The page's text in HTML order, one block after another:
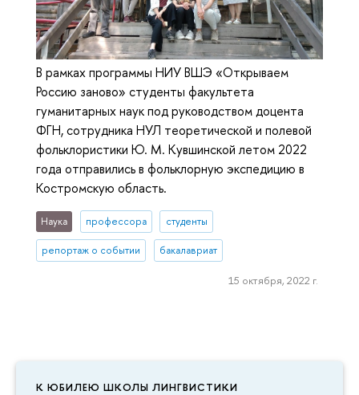
К ЮБИЛЕЮ ШКОЛЫ ЛИНГВИСТИКИ
В рамках программы НИУ ВШЭ «Открываем
Россию заново» студенты факультета
гуманитарных наук под руководством доцента
ФГН, сотрудника НУЛ теоретической и полевой
фольклористики Ю. М. Кувшинской летом 2022
года отправились в фольклорную экспедицию в
Костромскую область.
Наука профессора студенты
репортаж о событии бакалавриат
15 октября, 2022 г.